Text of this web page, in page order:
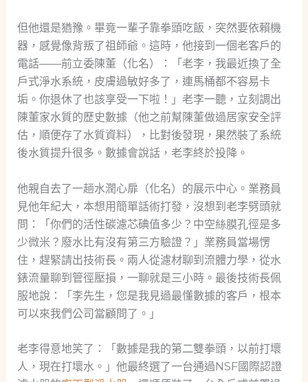
但他還是猶豫。畢竟一輩子靠拳頭吃飯，突然要依賴機
器，感覺像背叛了祖師爺。這時，他接到一個老客戶的
電話——前立委陳董（化名）：「老李，我最近換了全
戶式淨水系統，皮膚過敏好多了，連馬桶都不容易卡
垢。你退休了也該享受一下啦！」老李一聽，立刻調出
陳董家水質的歷史數據（他之前幫陳董做過居家安全評
估，順便存了水質資料），比對後發現，果然裝了系統
後水質提升很多。數據會說話，老李終於投降。
他親自去了一趟水潤心扉（化名）的展示中心。業務員
見他年紀大，本想用簡單話術打發，沒想到老李劈頭就
問：「你們的活性碳濾芯碘值多少？中空絲膜孔徑是多
少微米？廢水比有沒有第三方驗證？」業務員當場愣
住，趕緊請出技術長。兩人從濾材聊到流體力學，從水
錶流量聊到管徑壓損，一聊就是三小時。最後技術長佩
服地說：「李先生，您是我見過最懂數據的客戶，根本
可以來我們公司當顧問了。」
老李得意地笑了：「數據是我的第二雙拳頭，以前打壞
人，現在打壞水。」他最終選了一台通過NSF國際認證